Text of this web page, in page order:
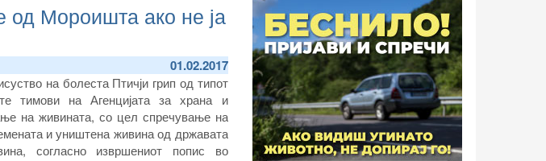
од Мороишта ако не ја
01.02.2017
на болеста Птичји грип од типот
тимови на Агенцијата за храна и
на живината, со цел спречување на
и уништена живина од државата
согласно извршениот попис во